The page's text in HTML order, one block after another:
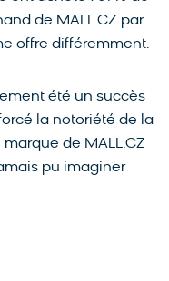
de MALL.CZ par
offre différemment.
été un succès
la notoriété de la
de MALL.CZ
pu imaginer